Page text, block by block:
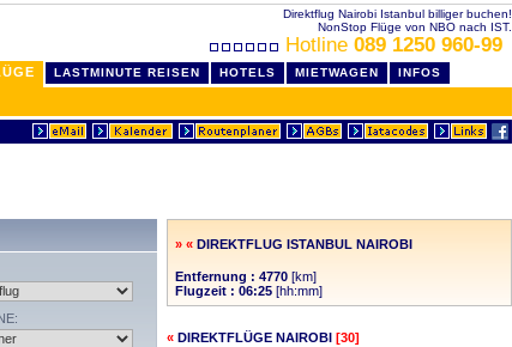
Direktflug Nairobi Istanbul billiger buchen!
NonStop Flüge von NBO nach IST.
Hotline 089 1250 960-99
LASTMINUTE REISEN HOTELS MIETWAGEN INFOS
» « DIREKTFLUG ISTANBUL NAIROBI
Entfernung : 4770 [km]
Flugzeit : 06:25 [hh:mm]
« DIREKTFLÜGE NAIROBI [30]